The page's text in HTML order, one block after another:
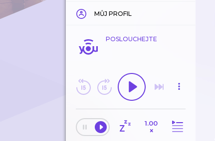
MŮJ PROFIL
POSLOUCHEJTE
1.00
×